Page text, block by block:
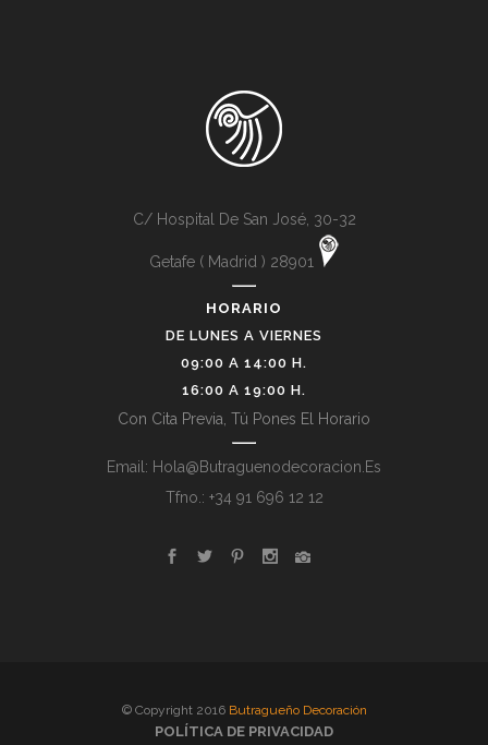
C/ Hospital De San José, 30-32
Getafe ( Madrid ) 28901
HORARIO
DE LUNES A VIERNES
09:00 A 14:00 H.
16:00 A 19:00 H.
Con Cita Previa, Tú Pones El Horario
Email: Hola@butraguenodecoracion.es
Tfno.: +34 91 696 12 12
© Copyright 2016 Butragueño Decoración
POLÍTICA DE PRIVACIDAD